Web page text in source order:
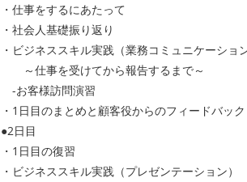
・仕事をするにあたって
・社会人基礎振り返り
・ビジネススキル実践（業務コミュニケーション
～仕事を受けてから報告するまで～
-お客様訪問演習
・1日目のまとめと顧客役からのフィードバック
●2日目
・1日目の復習
・ビジネススキル実践（プレゼンテーション）